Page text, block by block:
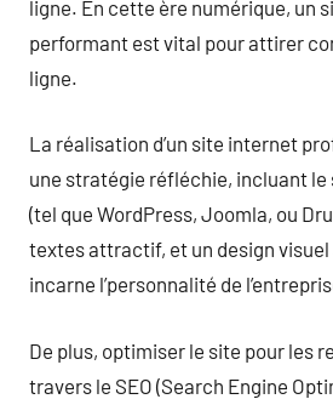
ligne. En cette ère numérique, un
performant est vital pour attirer
ligne.
La réalisation d’un site internet
une stratégie réfléchie, incluant le
(tel que WordPress, Joomla, ou
textes attractif, et un design
incarne l’personnalité de
De plus, optimiser le site pour les
travers le SEO (Search Engine